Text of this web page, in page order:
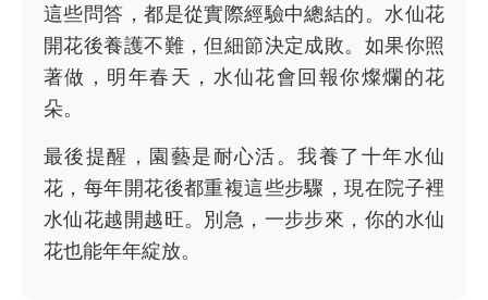
這些問答，都是從實際經驗中總結的。水仙花
開花後養護不難，但細節決定成敗。如果你照
著做，明年春天，水仙花會回報你燦爛的花
朵。
最後提醒，園藝是耐心活。我養了十年水仙
花，每年開花後都重複這些步驟，現在院子裡
水仙花越開越旺。別急，一步步來，你的水仙
花也能年年綻放。